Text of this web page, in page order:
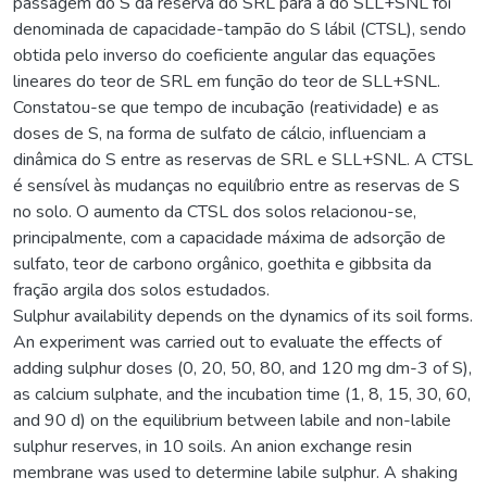
denominada de capacidade-tampão do S lábil (CTSL), sendo
obtida pelo inverso do coeficiente angular das equações
lineares do teor de SRL em função do teor de SLL+SNL.
Constatou-se que tempo de incubação (reatividade) e as
doses de S, na forma de sulfato de cálcio, influenciam a
dinâmica do S entre as reservas de SRL e SLL+SNL. A CTSL
é sensível às mudanças no equilíbrio entre as reservas de S
no solo. O aumento da CTSL dos solos relacionou-se,
principalmente, com a capacidade máxima de adsorção de
sulfato, teor de carbono orgânico, goethita e gibbsita da
fração argila dos solos estudados.
Sulphur availability depends on the dynamics of its soil forms.
An experiment was carried out to evaluate the effects of
adding sulphur doses (0, 20, 50, 80, and 120 mg dm-3 of S),
as calcium sulphate, and the incubation time (1, 8, 15, 30, 60,
and 90 d) on the equilibrium between labile and non-labile
sulphur reserves, in 10 soils. An anion exchange resin
membrane was used to determine labile sulphur. A shaking